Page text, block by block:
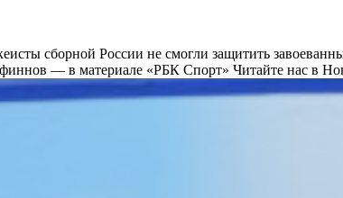
сборной России не смогли защитить
— в материале «РБК Спорт» Читайте нас в